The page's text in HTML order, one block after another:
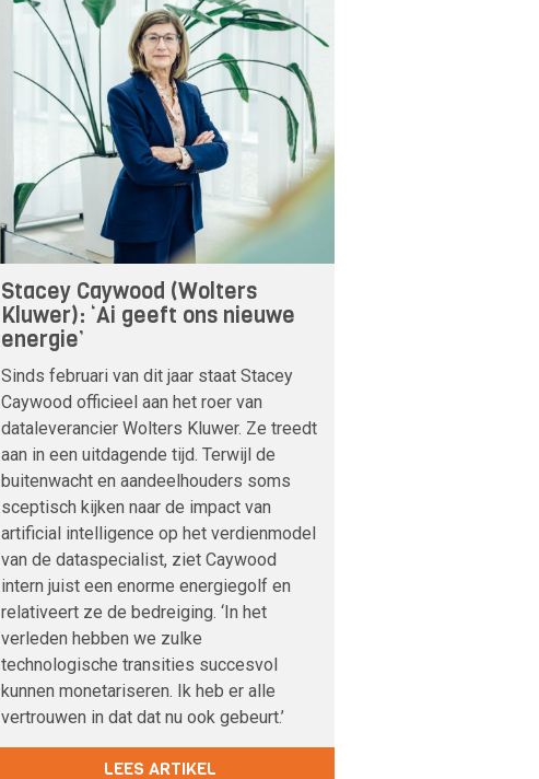
Stacey Caywood (Wolters
Kluwer): ‘Ai geeft ons nieuwe
energie’
Sinds februari van dit jaar staat Stacey
Caywood officieel aan het roer van
dataleverancier Wolters Kluwer. Ze treedt
aan in een uitdagende tijd. Terwijl de
buitenwacht en aandeelhouders soms
sceptisch kijken naar de impact van
artificial intelligence op het verdienmodel
van de dataspecialist, ziet Caywood
intern juist een enorme energiegolf en
relativeert ze de bedreiging. ‘In het
verleden hebben we zulke
technologische transities succesvol
kunnen monetariseren. Ik heb er alle
vertrouwen in dat dat nu ook gebeurt.’
LEES ARTIKEL